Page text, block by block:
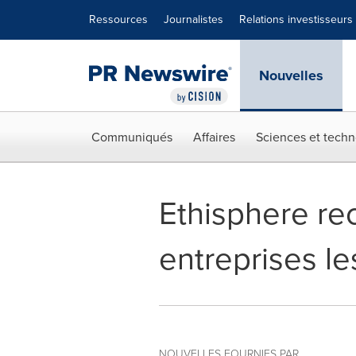
Ressources Journalistes Relations investisseurs
Nouvelles
Communiqués Affaires Sciences et
Ethisphere
entreprises